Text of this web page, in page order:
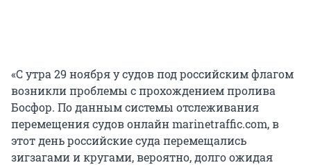
«С утра 29 ноября у судов под российским флагом
возникли проблемы с прохождением пролива
Босфор. По данным системы отслеживания
перемещения судов онлайн marinetraffic.com, в
этот день российские суда перемещались
зигзагами и кругами, вероятно, долго ожидая